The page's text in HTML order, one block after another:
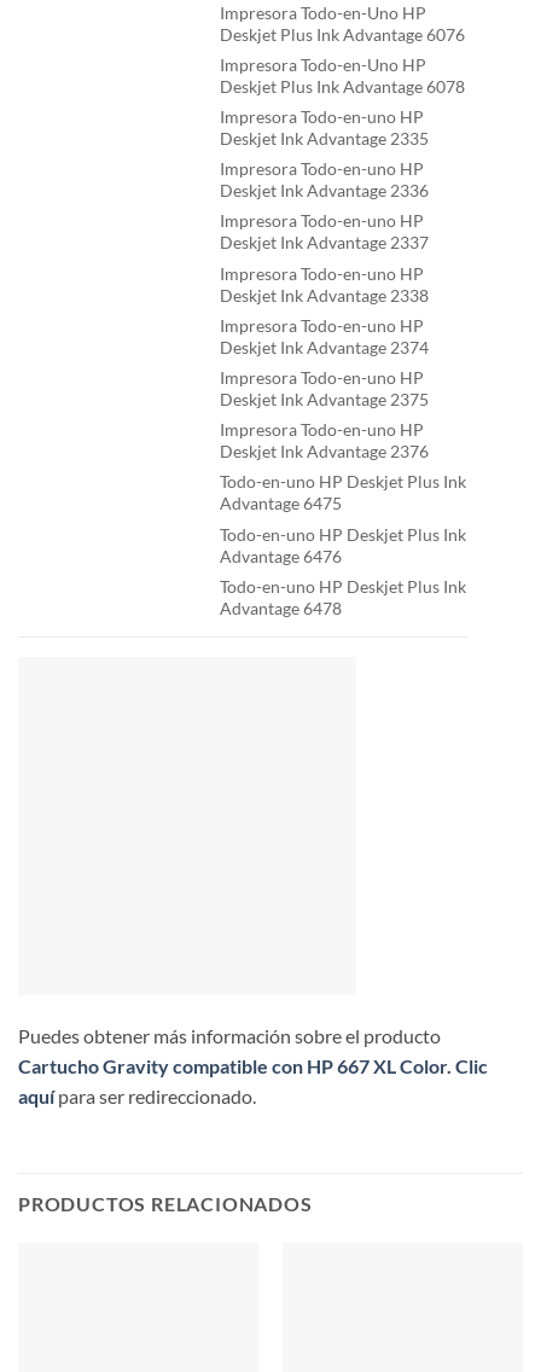
Impresora Todo-en-Uno HP
Deskjet Plus Ink Advantage 6076
Impresora Todo-en-Uno HP
Deskjet Plus Ink Advantage 6078
Impresora Todo-en-uno HP
Deskjet Ink Advantage 2335
Impresora Todo-en-uno HP
Deskjet Ink Advantage 2336
Impresora Todo-en-uno HP
Deskjet Ink Advantage 2337
Impresora Todo-en-uno HP
Deskjet Ink Advantage 2338
Impresora Todo-en-uno HP
Deskjet Ink Advantage 2374
Impresora Todo-en-uno HP
Deskjet Ink Advantage 2375
Impresora Todo-en-uno HP
Deskjet Ink Advantage 2376
Todo-en-uno HP Deskjet Plus Ink
Advantage 6475
Todo-en-uno HP Deskjet Plus Ink
Advantage 6476
Todo-en-uno HP Deskjet Plus Ink
Advantage 6478
Puedes obtener más información sobre el producto
Cartucho Gravity compatible con HP 667 XL Color. Clic
aquí para ser redireccionado.
PRODUCTOS RELACIONADOS